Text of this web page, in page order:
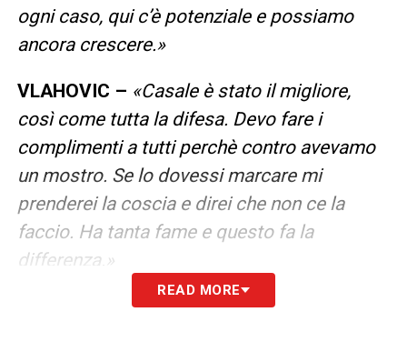
ogni caso, qui c’è potenziale e possiamo
ancora crescere.»
VLAHOVIC – «Casale è stato il migliore,
così come tutta la difesa. Devo fare i
complimenti a tutti perchè contro avevamo
un mostro. Se lo dovessi marcare mi
prenderei la coscia e direi che non ce la
faccio. Ha tanta fame e questo fa la
differenza.»
MOMENTI POSITIVI E NEGATIVI
READ MORE